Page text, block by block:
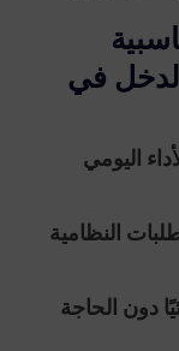
في
اليومي
النظامية
دون الحاجة